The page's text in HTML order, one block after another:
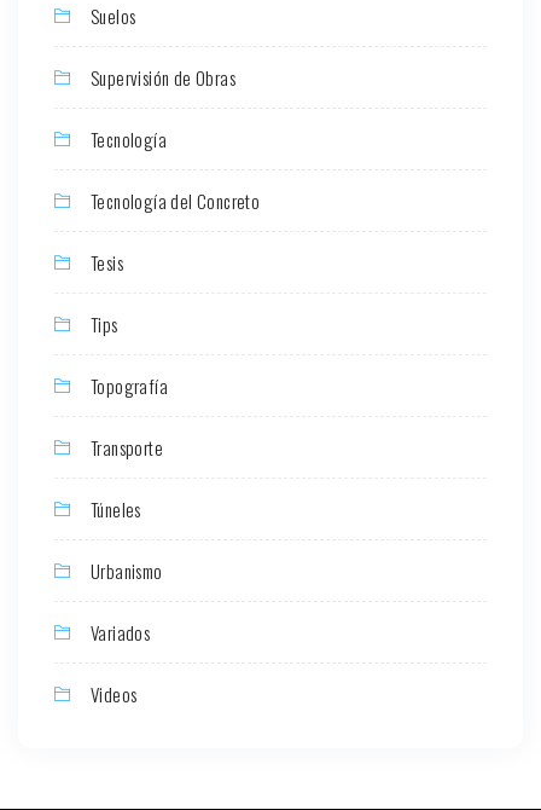
Suelos
Supervisión de Obras
Tecnología
Tecnología del Concreto
Tesis
Tips
Topografía
Transporte
Túneles
Urbanismo
Variados
Videos